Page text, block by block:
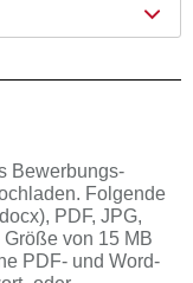
Bewerbungs-
Folgende
PDF, JPG,
von 15 MB
PDF- und Word-